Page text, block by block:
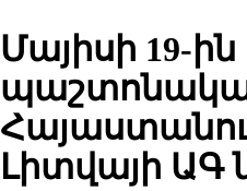
Մայիսի 19-ին
Լիտվայի